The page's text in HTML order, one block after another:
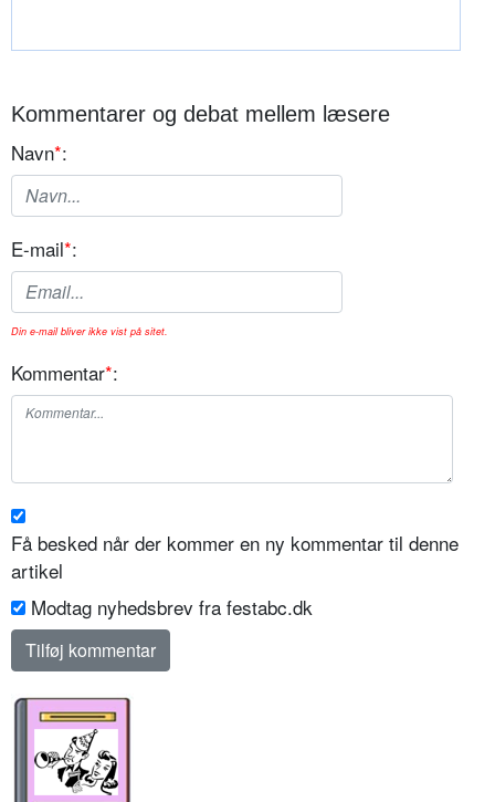
Kommentarer og debat mellem læsere
Navn*:
E-mail*:
Din e-mail bliver ikke vist på sitet.
Kommentar*:
Få besked når der kommer en ny kommentar til denne
artikel
Modtag nyhedsbrev fra festabc.dk